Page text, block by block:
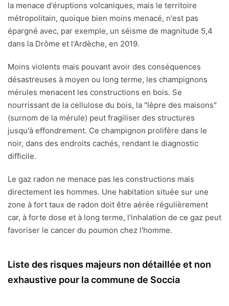
la menace d'éruptions volcaniques, mais le territoire
métropolitain, quoique bien moins menacé, n'est pas
épargné avec, par exemple, un séisme de magnitude 5,4
dans la Drôme et l'Ardèche, en 2019.
Moins violents mais pouvant avoir des conséquences
désastreuses à moyen ou long terme, les champignons
mérules menacent les constructions en bois. Se
nourrissant de la cellulose du bois, la "lèpre des maisons"
(surnom de la mérule) peut fragiliser des structures
jusqu'à effondrement. Ce champignon prolifère dans le
noir, dans des endroits cachés, rendant le diagnostic
difficile.
Le gaz radon ne menace pas les constructions mais
directement les hommes. Une habitation située sur une
zone à fort taux de radon doit être aérée régulièrement
car, à forte dose et à long terme, l'inhalation de ce gaz peut
favoriser le cancer du poumon chez l'homme.
Liste des risques majeurs non détaillée et non
exhaustive pour la commune de Soccia